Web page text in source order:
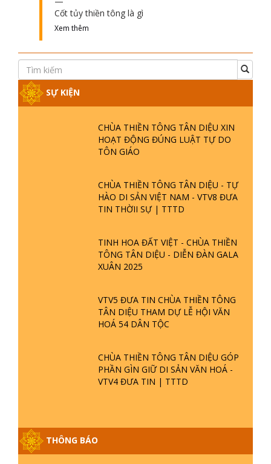
Cốt tủy thiền tông là gì
Xem thêm
SỰ KIỆN
CHÙA THIỀN TÔNG TÂN DIỆU XIN
HOẠT ĐỘNG ĐÚNG LUẬT TỰ DO
TÔN GIÁO
CHÙA THIỀN TÔNG TÂN DIỆU - TỰ
HÀO DI SẢN VIỆT NAM - VTV8 ĐƯA
TIN THỜII SỰ | TTTD
TINH HOA ĐẤT VIỆT - CHÙA THIỀN
TÔNG TÂN DIỆU - DIỄN ĐÀN GALA
XUÂN 2025
VTV5 ĐƯA TIN CHÙA THIỀN TÔNG
TÂN DIỆU THAM DỰ LỄ HỘI VĂN
HOÁ 54 DÂN TỘC
CHÙA THIỀN TÔNG TÂN DIỆU GÓP
PHẦN GÌN GIỮ DI SẢN VĂN HOÁ -
VTV4 ĐƯA TIN | TTTD
THÔNG BÁO
GIẢI ĐÁP ĐẶC BIỆT P25 - SUỐT 49